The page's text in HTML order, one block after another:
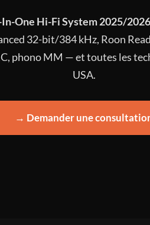
One Hi-Fi System 2025/
32-bit/384 kHz, Roon
phono MM — et toutes les
USA.
→ Demander une